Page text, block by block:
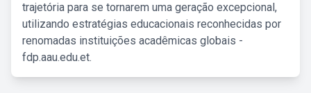
trajetória para se tornarem uma geração excepcional,
utilizando estratégias educacionais reconhecidas por
renomadas instituições acadêmicas globais -
fdp.aau.edu.et.